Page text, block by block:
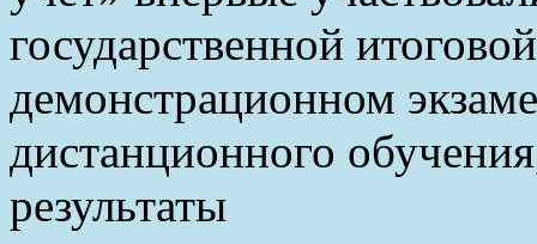
государственной
демонстрационном
дистанционного
результаты